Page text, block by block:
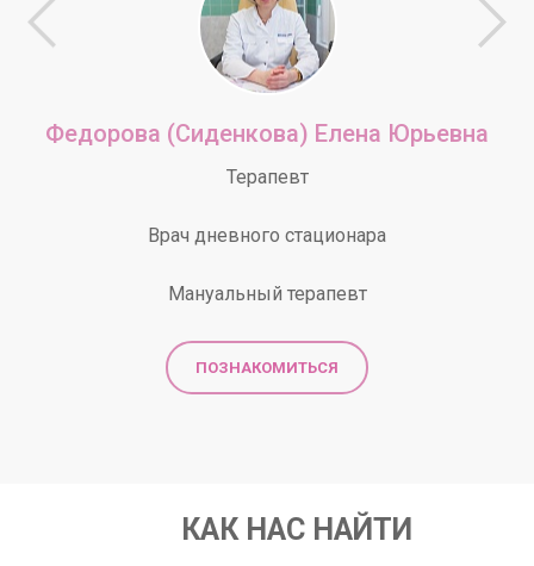
Федорова (Сиденкова) Елена Юрьевна
Терапевт
Врач дневного стационара
Мануальный терапевт
ПОЗНАКОМИТЬСЯ
КАК НАС НАЙТИ